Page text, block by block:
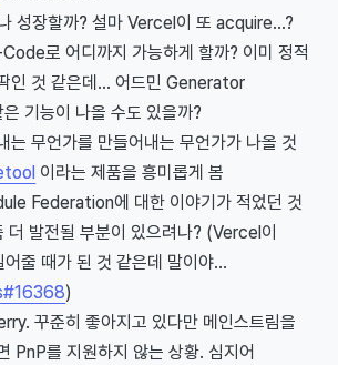
성장할까? 설마 Vercel이 또 acquire...?
로 어디까지 가능하게 할까? 이미 정적
인 것 같은데... 어드민 Generator
기능이 나올 수도 있을까?
는 무언가를 만들어내는 무언가가 나올 것
이라는 제품을 흥미롭게 봄
Federation에 대한 이야기가 적었던 것
더 발전될 부분이 있으려나? (Vercel이
줄 때가 된 것 같은데 말이야...
)
꾸준히 좋아지고 있다만 메인스트림을
PnP를 지원하지 않는 상황. 심지어